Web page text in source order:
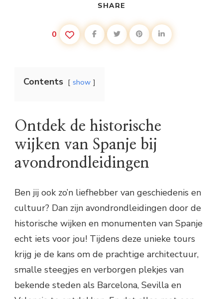
SHARE
0
Contents show
Ontdek de historische
wijken van Spanje bij
avondrondleidingen
Ben jij ook zo’n liefhebber van geschiedenis en
cultuur? Dan zijn avondrondleidingen door de
historische wijken en monumenten van Spanje
echt iets voor jou! Tijdens deze unieke tours
krijg je de kans om de prachtige architectuur,
smalle steegjes en verborgen plekjes van
bekende steden als Barcelona, Sevilla en